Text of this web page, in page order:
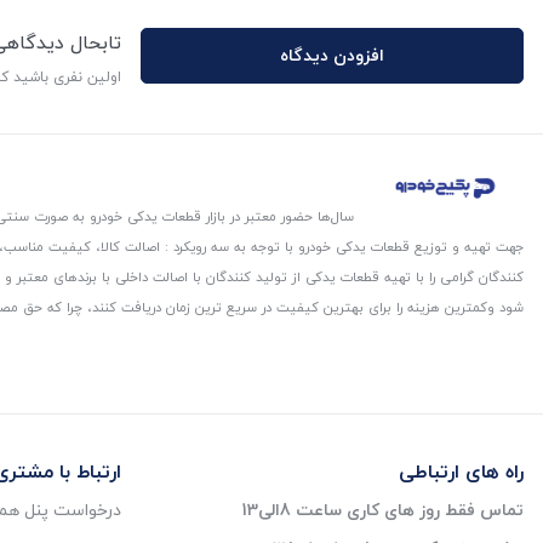
افزودن دیدگاه تابحال
اولین نفری
سال‌ها حضور معتبر در بازار قطعات یدکی خودرو به صورت
جهت تهیه و توزیع قطعات یدکی خودرو با توجه به سه رویکرد : اصالت کالا، کیفیت
کنندگان گرامی را با تهیه قطعات یدکی از تولید کنندگان با اصالت داخلی با برندهای
شود و‌کمترین هزینه را برای بهترین کیفیت در سریع ترین زمان دریافت کنند، چرا که حق
راه های ارتباطی
تماس فقط روز های کاری ساعت 8الی13
ارتباط با
درخواست پنل